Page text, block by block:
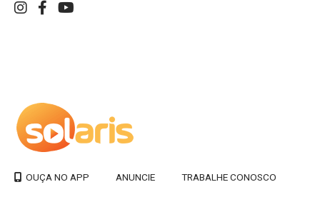
OUÇA NO APP ANUNCIE TRABALHE CONOSCO